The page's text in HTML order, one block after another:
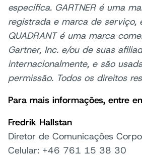
específica. GARTNER é uma
registrada e marca de serviço,
QUADRANT é uma marca
Gartner, Inc. e/ou de suas
internacionalmente, e são
permissão. Todos os direitos
Para mais informações, entre
Fredrik Hallstan
Diretor de Comunicações
Celular: +46 761 15 38 30